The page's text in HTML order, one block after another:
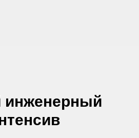
инженерный